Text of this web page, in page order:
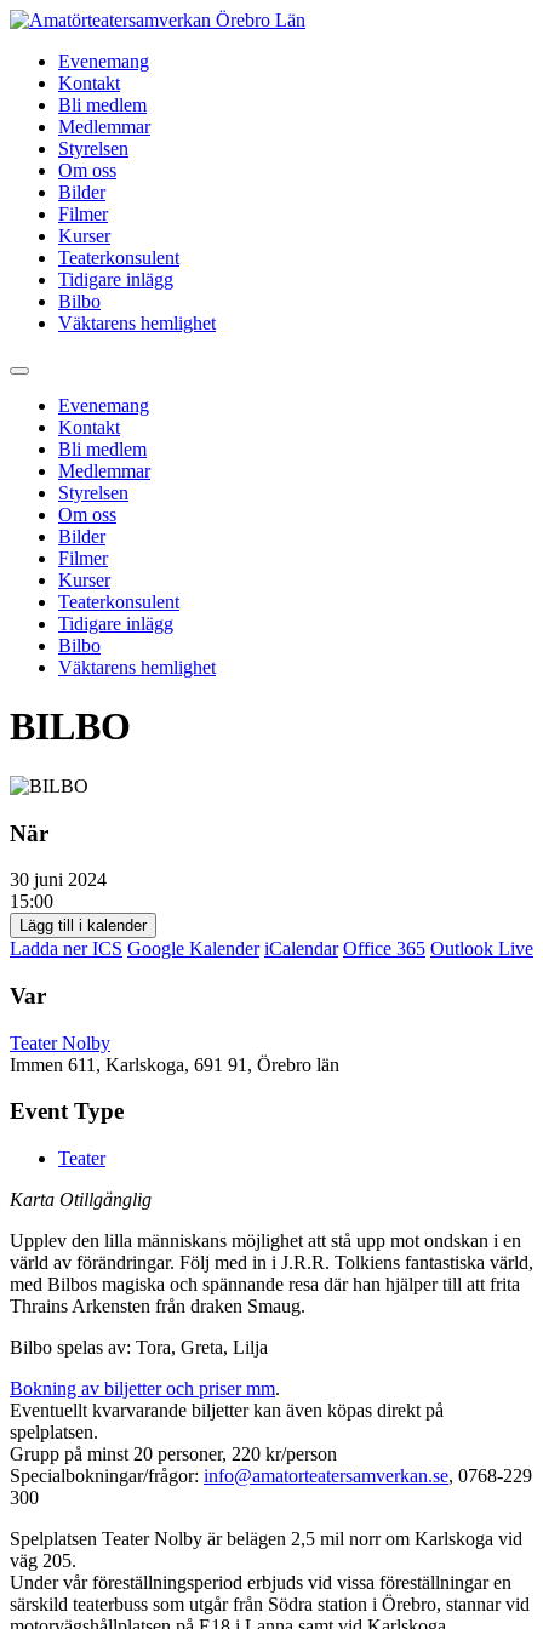
Hoppa
innehållEvenemang
Kontakt
Bli medlem
Medlemmar
Styrelsen
Om oss
Bilder
Filmer
Kurser
Teaterkonsulent
Tidigare inlägg
Bilbo
Väktarens hemlighet
Evenemang
Kontakt
Bli medlem
Medlemmar
Styrelsen
Om oss
Bilder
Filmer
Kurser
Teaterkonsulent
Tidigare inlägg
Bilbo
Väktarens hemlighet
BILBO
När
30 juni 2024
15:00
Lägg till i kalender
Ladda ner ICS Google Kalender iCalendar Office 365 Outlook Live
Var
Teater Nolby
Immen 611, Karlskoga, 691 91, Örebro län
Event Type
Teater
Karta Otillgänglig
Upplev den lilla människans möjlighet att stå upp mot ondskan i en
värld av förändringar. Följ med in i J.R.R. Tolkiens fantastiska värld,
med Bilbos magiska och spännande resa där han hjälper till att frita
Thrains Arkensten från draken Smaug.
Bilbo spelas av: Tora, Greta, Lilja
Bokning av biljetter och priser mm.
Eventuellt kvarvarande biljetter kan även köpas direkt på
spelplatsen.
Grupp på minst 20 personer, 220 kr/person
Specialbokningar/frågor: info@amatorteatersamverkan.se, 0768-229
300
Spelplatsen Teater Nolby är belägen 2,5 mil norr om Karlskoga vid
väg 205.
Under vår föreställningsperiod erbjuds vid vissa föreställningar en
särskild teaterbuss som utgår från Södra station i Örebro, stannar vid